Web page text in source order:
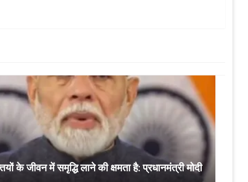
के जीवन में समृद्धि लाने की क्षमता है: प्रधानमंत्री मोदी